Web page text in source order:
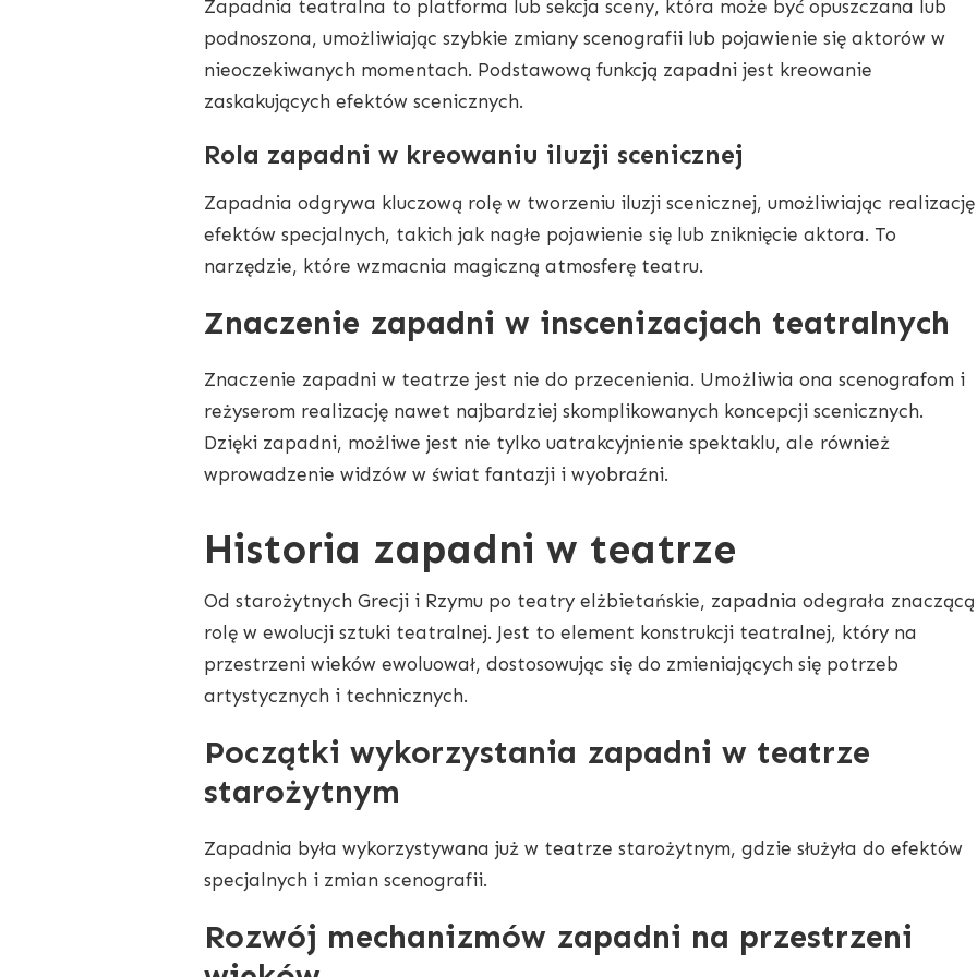
Zapadnia teatralna to platforma lub sekcja sceny, która może być opuszczana lub
podnoszona, umożliwiając szybkie zmiany scenografii lub pojawienie się aktorów w
nieoczekiwanych momentach. Podstawową funkcją zapadni jest kreowanie
zaskakujących efektów scenicznych.
Rola zapadni w kreowaniu iluzji scenicznej
Zapadnia odgrywa kluczową rolę w tworzeniu iluzji scenicznej, umożliwiając realizację
efektów specjalnych, takich jak nagłe pojawienie się lub zniknięcie aktora. To
narzędzie, które wzmacnia magiczną atmosferę teatru.
Znaczenie zapadni w inscenizacjach teatralnych
Znaczenie zapadni w teatrze jest nie do przecenienia. Umożliwia ona scenografom i
reżyserom realizację nawet najbardziej skomplikowanych koncepcji scenicznych.
Dzięki zapadni, możliwe jest nie tylko uatrakcyjnienie spektaklu, ale również
wprowadzenie widzów w świat fantazji i wyobraźni.
Historia zapadni w teatrze
Od starożytnych Grecji i Rzymu po teatry elżbietańskie, zapadnia odegrała znaczącą
rolę w ewolucji sztuki teatralnej. Jest to element konstrukcji teatralnej, który na
przestrzeni wieków ewoluował, dostosowując się do zmieniających się potrzeb
artystycznych i technicznych.
Początki wykorzystania zapadni w teatrze
starożytnym
Zapadnia była wykorzystywana już w teatrze starożytnym, gdzie służyła do efektów
specjalnych i zmian scenografii.
Rozwój mechanizmów zapadni na przestrzeni